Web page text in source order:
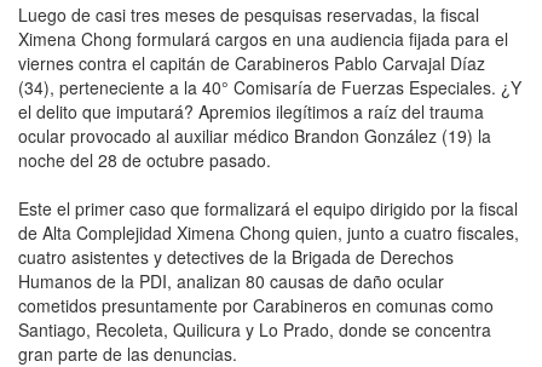
Luego de casi tres meses de pesquisas reservadas, la fiscal
Ximena Chong formulará cargos en una audiencia fijada para el
viernes contra el capitán de Carabineros Pablo Carvajal Díaz
(34), perteneciente a la 40° Comisaría de Fuerzas Especiales. ¿Y
el delito que imputará? Apremios ilegítimos a raíz del trauma
ocular provocado al auxiliar médico Brandon González (19) la
noche del 28 de octubre pasado.
Este el primer caso que formalizará el equipo dirigido por la fiscal
de Alta Complejidad Ximena Chong quien, junto a cuatro fiscales,
cuatro asistentes y detectives de la Brigada de Derechos
Humanos de la PDI, analizan 80 causas de daño ocular
cometidos presuntamente por Carabineros en comunas como
Santiago, Recoleta, Quilicura y Lo Prado, donde se concentra
gran parte de las denuncias.